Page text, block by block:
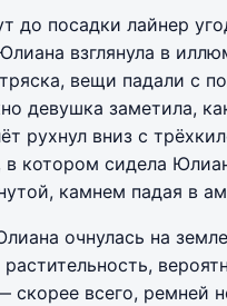
до посадки лайнер
взглянула в
вещи падали с
девушка заметила,
рухнул вниз с
в котором сидела
камнем падая в
очнулась на
скорее всего, ремней